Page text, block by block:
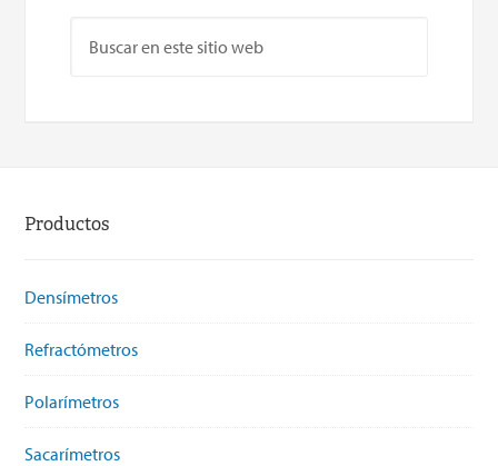
Productos
Densímetros
Refractómetros
Polarímetros
Sacarímetros